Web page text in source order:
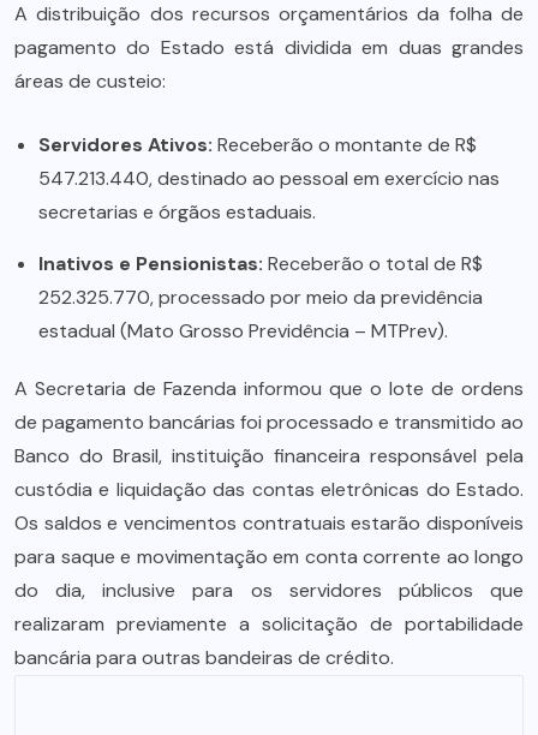
A distribuição dos recursos orçamentários da folha de
pagamento do Estado está dividida em duas grandes
áreas de custeio:
Servidores Ativos: Receberão o montante de R$
547.213.440, destinado ao pessoal em exercício nas
secretarias e órgãos estaduais.
Inativos e Pensionistas: Receberão o total de R$
252.325.770, processado por meio da previdência
estadual (Mato Grosso Previdência – MTPrev).
A Secretaria de Fazenda informou que o lote de ordens
de pagamento bancárias foi processado e transmitido ao
Banco do Brasil, instituição financeira responsável pela
custódia e liquidação das contas eletrônicas do Estado.
Os saldos e vencimentos contratuais estarão disponíveis
para saque e movimentação em conta corrente ao longo
do dia, inclusive para os servidores públicos que
realizaram previamente a solicitação de portabilidade
bancária para outras bandeiras de crédito.